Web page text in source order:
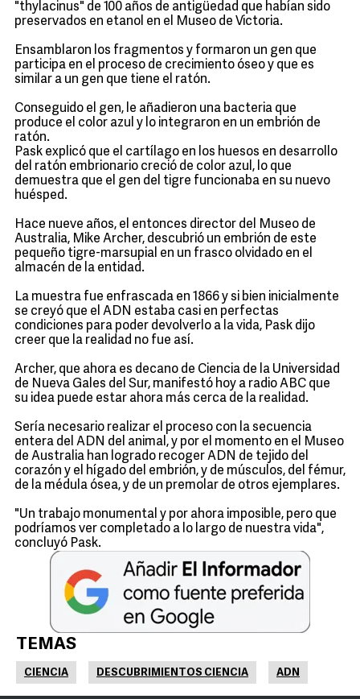
"thylacinus" de 100 años de antigüedad que habían sido
preservados en etanol en el Museo de Victoria.
Ensamblaron los fragmentos y formaron un gen que
participa en el proceso de crecimiento óseo y que es
similar a un gen que tiene el ratón.
Conseguido el gen, le añadieron una bacteria que
produce el color azul y lo integraron en un embrión de
ratón.
Pask explicó que el cartílago en los huesos en desarrollo
del ratón embrionario creció de color azul, lo que
demuestra que el gen del tigre funcionaba en su nuevo
huésped.
Hace nueve años, el entonces director del Museo de
Australia, Mike Archer, descubrió un embrión de este
pequeño tigre-marsupial en un frasco olvidado en el
almacén de la entidad.
La muestra fue enfrascada en 1866 y si bien inicialmente
se creyó que el ADN estaba casi en perfectas
condiciones para poder devolverlo a la vida, Pask dijo
creer que la realidad no fue así.
Archer, que ahora es decano de Ciencia de la Universidad
de Nueva Gales del Sur, manifestó hoy a radio ABC que
su idea puede estar ahora más cerca de la realidad.
Sería necesario realizar el proceso con la secuencia
entera del ADN del animal, y por el momento en el Museo
de Australia han logrado recoger ADN de tejido del
corazón y el hígado del embrión, y de músculos, del fémur,
de la médula ósea, y de un premolar de otros ejemplares.
"Un trabajo monumental y por ahora imposible, pero que
podríamos ver completado a lo largo de nuestra vida",
concluyó Pask.
TEMAS
CIENCIA DESCUBRIMIENTOS CIENCIA ADN